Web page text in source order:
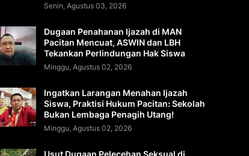
Senin, Agustus 03, 2026
Dugaan Penahanan Ijazah di MAN
Pacitan Mencuat, ASWIN dan LBH
Tekankan Perlindungan Hak Siswa
Minggu, Agustus 02, 2026
Ingatkan Larangan Menahan Ijazah
Siswa, Praktisi Hukum Pacitan: Sekolah
Bukan Lembaga Penagih Utang!
Minggu, Agustus 02, 2026
Usut Dugaan Pelecehan Seksual di